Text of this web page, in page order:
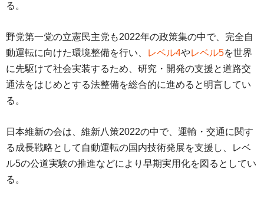
る。
野党第一党の立憲民主党も2022年の政策集の中で、完全自
動運転に向けた環境整備を行い、
レベル4やレベル5を世界
に先駆けて社会実装するため、研究・開発の支援と道路交
通法をはじめとする法整備を総合的に進めると明言してい
る。
日本維新の会は、維新八策2022の中で、運輸・交通に関す
る成長戦略として自動運転の国内技術発展を支援し、レベ
ル5の公道実験の推進などにより早期実用化を図るとしてい
る。